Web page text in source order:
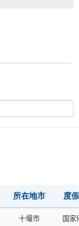
所在地市 度
所在地市 度
十堰市 国家